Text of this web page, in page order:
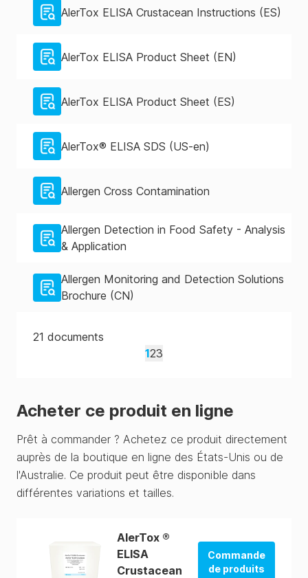
AlerTox ELISA Crustacean Instructions (ES)
AlerTox ELISA Product Sheet (EN)
AlerTox ELISA Product Sheet (ES)
AlerTox® ELISA SDS (US-en)
Allergen Cross Contamination
Allergen Detection in Food Safety - Analysis
& Application
Allergen Monitoring and Detection Solutions
Brochure (CN)
21 documents
123
Acheter ce produit en ligne
Prêt à commander ? Achetez ce produit directement
auprès de la boutique en ligne des États-Unis ou de
l'Australie. Ce produit peut être disponible dans
différentes variations et tailles.
AlerTox ®
ELISA
Crustacean
Commande
de produits